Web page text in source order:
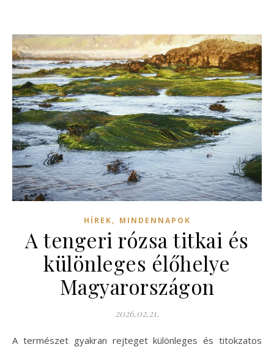
HÍREK, MINDENNAPOK
A tengeri rózsa titkai és
különleges élőhelye
Magyarországon
2026.02.21.
A természet gyakran rejteget különleges és titokzatos